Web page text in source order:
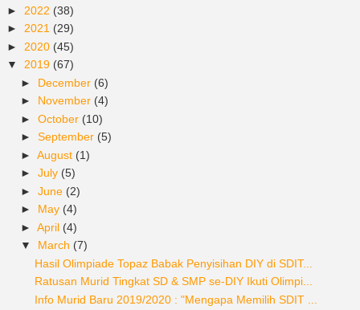
► 2022 (38)
► 2021 (29)
► 2020 (45)
▼ 2019 (67)
► December (6)
► November (4)
► October (10)
► September (5)
► August (1)
► July (5)
► June (2)
► May (4)
► April (4)
▼ March (7)
Hasil Olimpiade Topaz Babak Penyisihan DIY di SDIT...
Ratusan Murid Tingkat SD & SMP se-DIY Ikuti Olimpi...
Info Murid Baru 2019/2020 : "Mengapa Memilih SDIT ...